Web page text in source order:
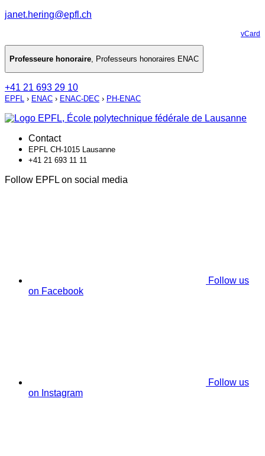
janet.hering@epfl.ch
vCard
Professeure honoraire, Professeurs honoraires ENAC
+41 21 693 29 10
EPFL › ENAC › ENAC-DEC › PH-ENAC
Contact
EPFL CH-1015 Lausanne
+41 21 693 11 11
Follow EPFL on social media
Follow us
on Facebook
Follow us
on Instagram